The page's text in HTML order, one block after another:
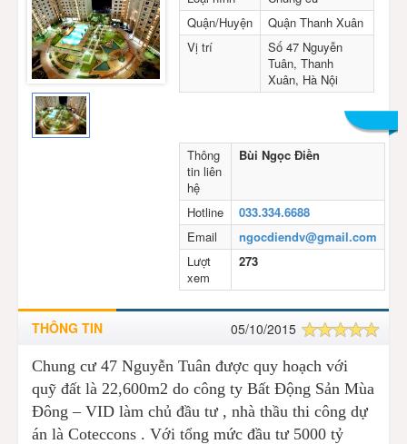
Quận/Huyện
Quận Thanh Xuân
Vị trí
Số 47 Nguyễn
Tuân, Thanh
Xuân, Hà Nội
Thông
tin liên
hệ
Bùi Ngọc Điền
Hotline
033.334.6688
Email
ngocdiendv@gmail.com
Lượt
xem
273
THÔNG TIN 05/10/2015
Chung cư 47 Nguyễn Tuân được quy hoạch với
quỹ đất là 22,600m2 do công ty Bất Động Sản Mùa
Đông – VID làm chủ đầu tư , nhà thầu thi công dự
án là Coteccons . Với tổng mức đầu tư 5000 tỷ